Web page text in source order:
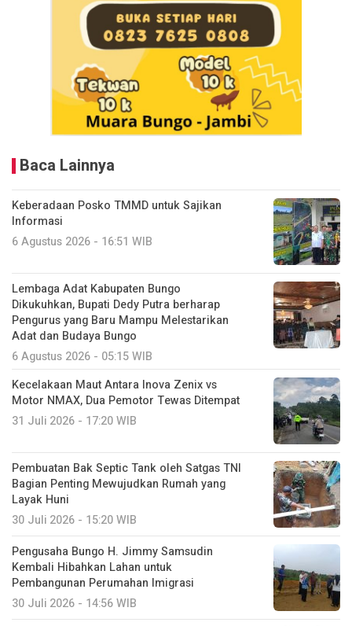
Baca Lainnya
Keberadaan Posko TMMD untuk Sajikan
Informasi
6 Agustus 2026 - 16:51 WIB
Lembaga Adat Kabupaten Bungo
Dikukuhkan, Bupati Dedy Putra berharap
Pengurus yang Baru Mampu Melestarikan
Adat dan Budaya Bungo
6 Agustus 2026 - 05:15 WIB
Kecelakaan Maut Antara Inova Zenix vs
Motor NMAX, Dua Pemotor Tewas Ditempat
31 Juli 2026 - 17:20 WIB
Pembuatan Bak Septic Tank oleh Satgas TNI
Bagian Penting Mewujudkan Rumah yang
Layak Huni
30 Juli 2026 - 15:20 WIB
Pengusaha Bungo H. Jimmy Samsudin
Kembali Hibahkan Lahan untuk
Pembangunan Perumahan Imigrasi
30 Juli 2026 - 14:56 WIB